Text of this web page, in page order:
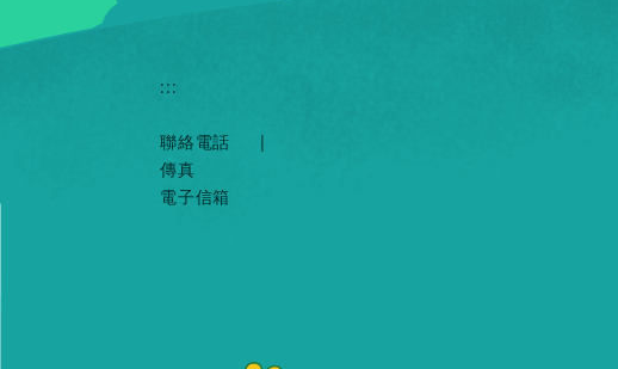
:::
聯絡電話
|
傳真
電子信箱